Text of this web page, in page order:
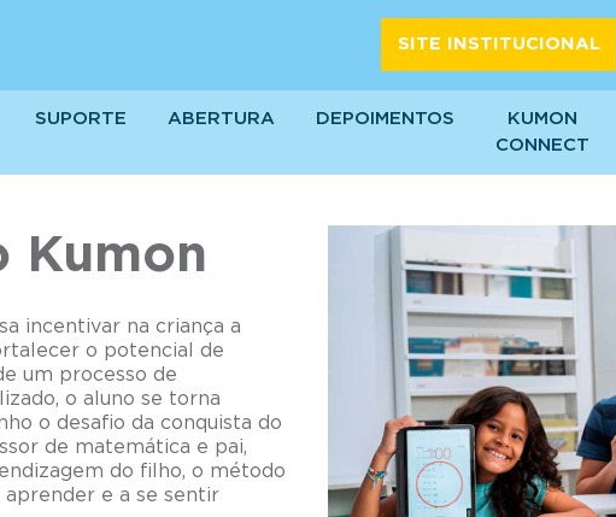
SITE INSTITUCIONAL
SUPORTE ABERTURA DEPOIMENTOS
KUMON
CONNECT
NÓS
Kumon
incentivar na criança a
o potencial de
um processo de
o aluno se torna
o desafio da conquista do
de matemática e pai,
do filho, o método
aprender e a se sentir